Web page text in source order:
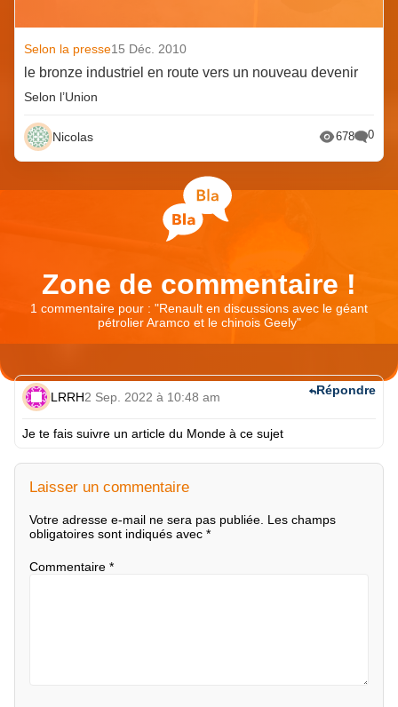
Selon la presse15 Déc. 2010
le bronze industriel en route vers un nouveau devenir
Selon l’Union
Nicolas 678 0
Zone de commentaire !
1 commentaire pour : "Renault en discussions avec le géant
pétrolier Aramco et le chinois Geely"
LRRH2 Sep. 2022 à 10:48 am
Je te fais suivre un article du Monde à ce sujet
Répondre
Laisser un commentaire
Votre adresse e-mail ne sera pas publiée. Les champs
obligatoires sont indiqués avec *
Commentaire *